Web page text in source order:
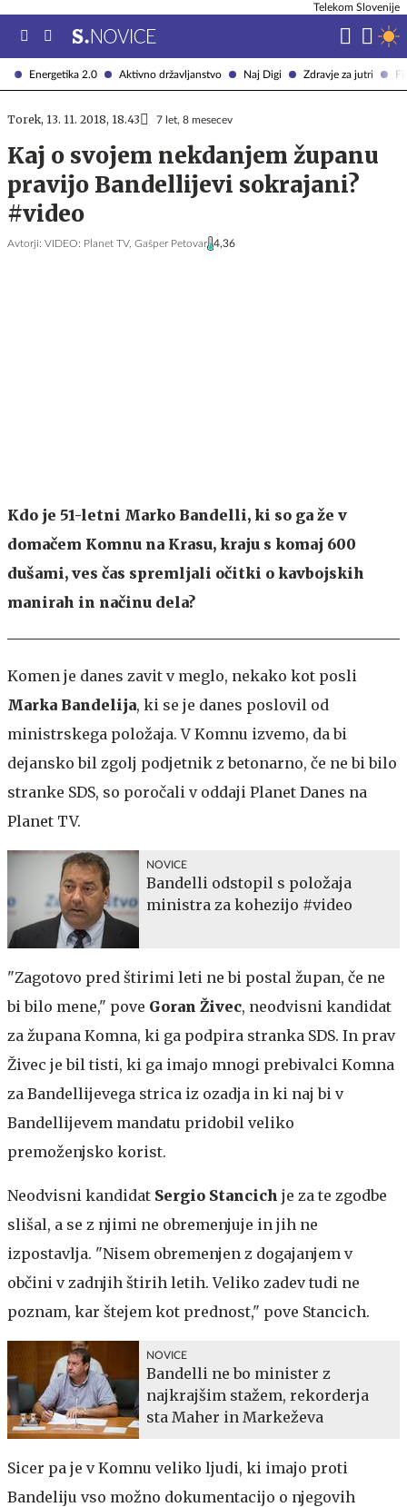
Energetika 2.0 Aktivno državljanstvo Naj Digi Zdravje za jutri
Telekom Slovenije
Torek, 13. 11. 2018, 18.43 7 let, 8 mesecev
Kaj o svojem nekdanjem županu
pravijo Bandellijevi sokrajani?
#video
Avtorji: VIDEO: Planet TV, Gašper Petovar 4,36
Kdo je 51-letni Marko Bandelli, ki so ga že v
domačem Komnu na Krasu, kraju s komaj 600
dušami, ves čas spremljali očitki o kavbojskih
manirah in načinu dela?
Komen je danes zavit v meglo, nekako kot posli
Marka Bandelija, ki se je danes poslovil od
ministrskega položaja. V Komnu izvemo, da bi
dejansko bil zgolj podjetnik z betonarno, če ne bi bilo
stranke SDS, so poročali v oddaji Planet Danes na
Planet TV.
NOVICE
Bandelli odstopil s položaja
ministra za kohezijo #video
"Zagotovo pred štirimi leti ne bi postal župan, če ne
bi bilo mene," pove Goran Živec, neodvisni kandidat
za župana Komna, ki ga podpira stranka SDS. In prav
Živec je bil tisti, ki ga imajo mnogi prebivalci Komna
za Bandellijevega strica iz ozadja in ki naj bi v
Bandellijevem mandatu pridobil veliko
premoženjsko korist.
Neodvisni kandidat Sergio Stancich je za te zgodbe
slišal, a se z njimi ne obremenjuje in jih ne
izpostavlja. "Nisem obremenjen z dogajanjem v
občini v zadnjih štirih letih. Veliko zadev tudi ne
poznam, kar štejem kot prednost," pove Stancich.
NOVICE
Bandelli ne bo minister z
najkrajšim stažem, rekorderja
sta Maher in Markeževa
Sicer pa je v Komnu veliko ljudi, ki imajo proti
Bandeliju vso možno dokumentacijo o njegovih